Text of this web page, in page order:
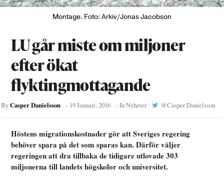
Montage. Foto: Arkiv/Jonas Jacobson
LU går miste om miljoner
efter ökat
flyktingmottagande
ByCasper Danielsson - 19 Januari, 2016 - InNyheter @Casper Danielsson
Höstens migrationskostnader gör att Sveriges regering
behöver spara på det som sparas kan. Därför väljer
regeringen att dra tillbaka de tidigare utlovade 303
miljonerna till landets högskolor och universitet.